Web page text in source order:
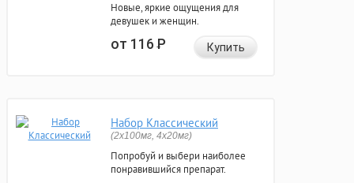
Новые, яркие ощущения для
девушек и женщин.
от 116Р Купить
Набор Классический
(2x100мг, 4x20мг)
Попробуй и выбери наиболее
понравившийся препарат.